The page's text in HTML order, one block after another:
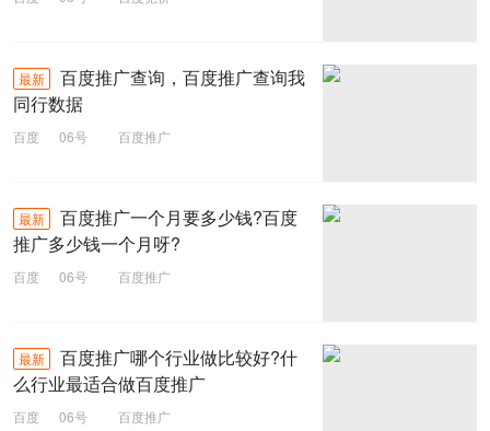
最新
百度推广查询，百度推广查询我
同行数据
百度 06号 百度推广
最新
百度推广一个月要多少钱?百度
推广多少钱一个月呀?
百度 06号 百度推广
最新
百度推广哪个行业做比较好?什
么行业最适合​做百度推广
百度 06号 百度推广